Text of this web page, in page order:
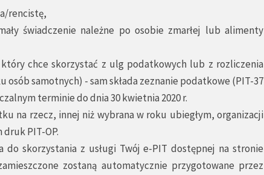
rencistę,
świadczenie należne po osobie zmarłej lub alimenty
chce skorzystać z ulg podatkowych lub z rozliczenia
samotnych) - sam składa zeznanie podatkowe (PIT-37
terminie do dnia 30 kwietnia 2020 r.
na rzecz, innej niż wybrana w roku ubiegłym, organizacji
PIT-OP.
do skorzystania z usługi Twój e-PIT dostępnej na stronie
zostaną automatycznie przygotowane przez